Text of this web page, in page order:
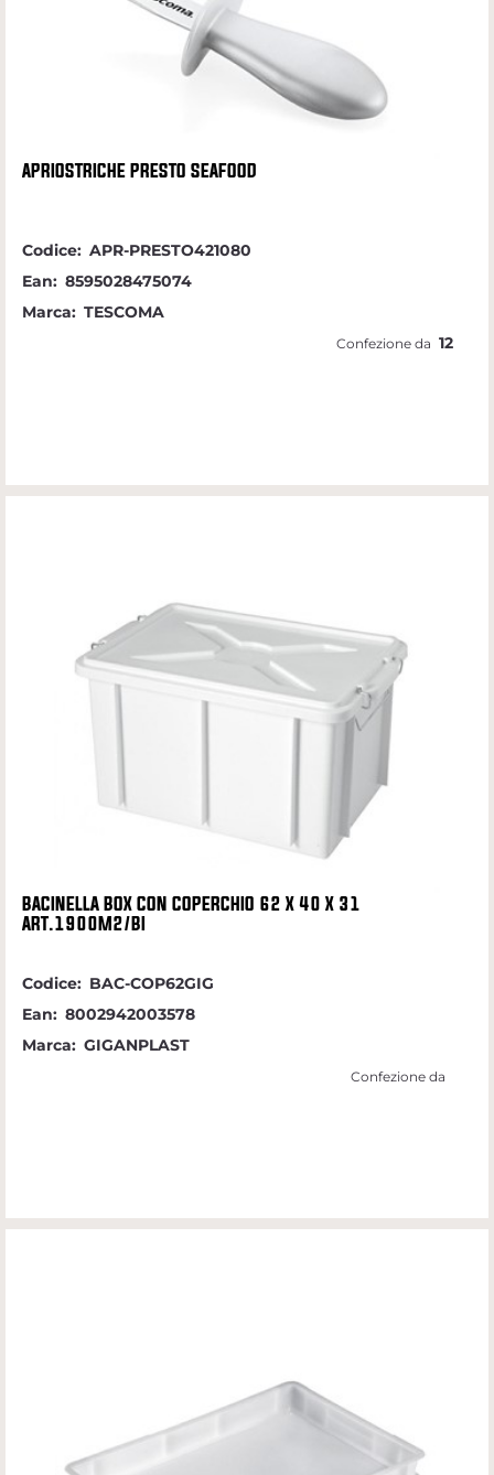
APRIOSTRICHE PRESTO SEAFOOD
Codice: APR-PRESTO421080
Ean: 8595028475074
Marca: TESCOMA
Confezione da 12
BACINELLA BOX CON COPERCHIO 62 X 40 X 31
ART.1900M2/BI
Codice: BAC-COP62GIG
Ean: 8002942003578
Marca: GIGANPLAST
Confezione da